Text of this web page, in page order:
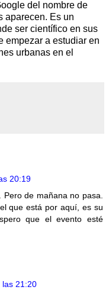
del nombre de
aparecen. Es un
ser científico en sus
empezar a estudiar en
urbanas en el
20:19
de mañana no pasa.
que está por aquí, es su
que el evento esté
las 21:20